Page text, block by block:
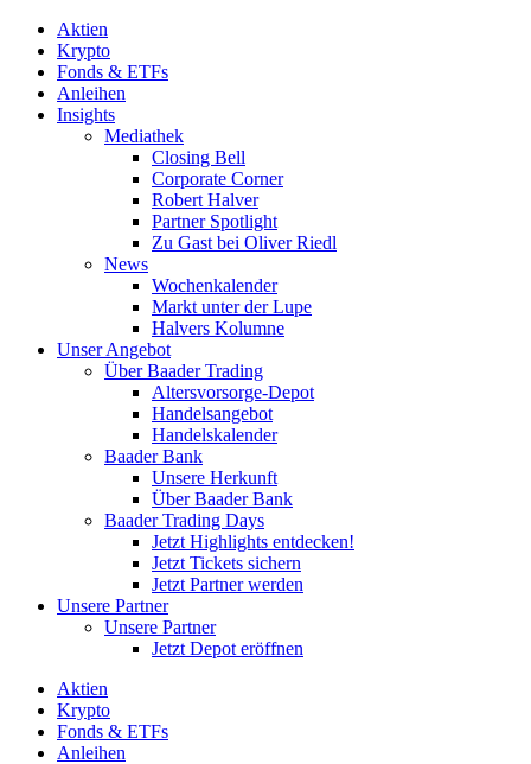
Aktien
Krypto
Fonds & ETFs
Anleihen
Insights
Mediathek
Closing Bell
Corporate Corner
Robert Halver
Partner Spotlight
Zu Gast bei Oliver Riedl
News
Wochenkalender
Markt unter der Lupe
Halvers Kolumne
Unser Angebot
Über Baader Trading
Altersvorsorge-Depot
Handelsangebot
Handelskalender
Baader Bank
Unsere Herkunft
Über Baader Bank
Baader Trading Days
Jetzt Highlights entdecken!
Jetzt Tickets sichern
Jetzt Partner werden
Unsere Partner
Unsere Partner
Jetzt Depot eröffnen
Aktien
Krypto
Fonds & ETFs
Anleihen